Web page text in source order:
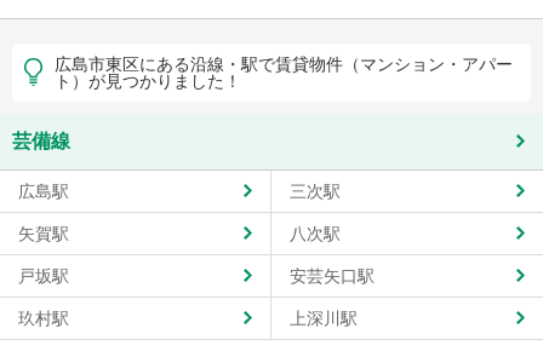
広島市東区にある沿線・駅で賃貸物件（マンション・アパー
ト）が見つかりました！
芸備線
広島駅 三次駅
矢賀駅 八次駅
戸坂駅 安芸矢口駅
玖村駅 上深川駅